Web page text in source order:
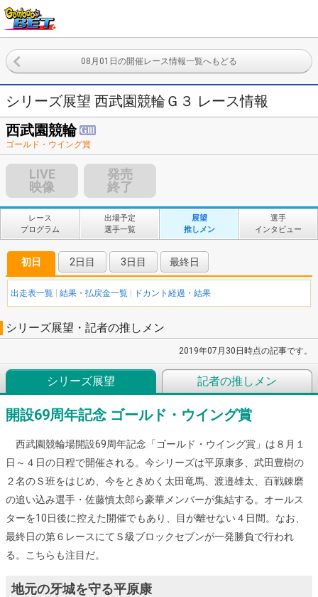
08月01日の開催レース情報一覧へもどる
シリーズ展望 西武園競輪Ｇ３ レース情報
西武園競輪
ゴールド・ウイング賞
LIVE
映像
発売
終了
レース
プログラム
出場予定
選手一覧
展望
推しメン
選手
インタビュー
初日
出走表一覧 結果・払戻金一覧 ドカント経過・結果
2日目 3日目 最終日
シリーズ展望・記者の推しメン
2019年07月30日時点の記事です。
シリーズ展望 記者の推しメン
開設69周年記念 ゴールド・ウイング賞
西武園競輪場開設69周年記念「ゴールド・ウイング賞」は８月１
日～４日の日程で開催される。今シリーズは平原康多、武田豊樹の
２名のＳ班をはじめ、今をときめく太田竜馬、渡邉雄太、百戦錬磨
の追い込み選手・佐藤慎太郎ら豪華メンバーが集結する。オールス
ターを10日後に控えた開催でもあり、目が離せない４日間。なお、
最終日の第６レースにてＳ級ブロックセブンが一発勝負で行われ
る。こちらも注目だ。
地元の牙城を守る平原康